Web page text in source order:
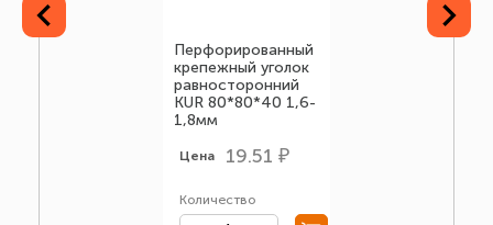
Перфорированный
крепежный уголок
равносторонний
KUR 80*80*40 1,6-
1,8мм
Цена 19.51 ₽
Количество